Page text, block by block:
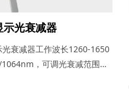
示光衰减器
光衰减器工作波长1260-1650
，可调光衰减范围：